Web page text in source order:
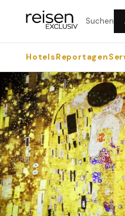
Suchen
HotelsReportagen